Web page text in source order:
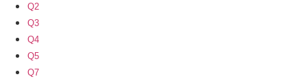
Q2
Q3
Q4
Q5
Q7